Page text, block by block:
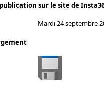
sur le site de
Mardi 24 septembre